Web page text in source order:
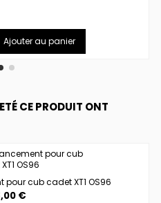
Ajouter au panier
CE PRODUIT ONT
cub cadet XT1 OS96
€